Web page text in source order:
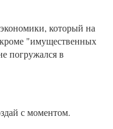
который на
"имущественных
погружался в
с моментом.